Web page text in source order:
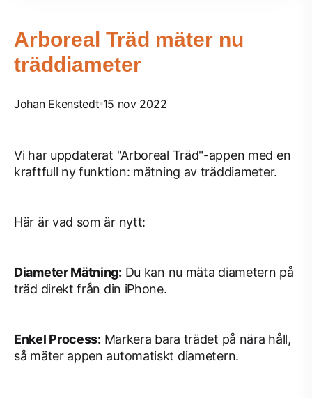
Arboreal Träd mäter nu
träddiameter
Johan Ekenstedt 15 nov 2022
Vi har uppdaterat "Arboreal Träd"-appen med en
kraftfull ny funktion: mätning av träddiameter.
Här är vad som är nytt:
Diameter Mätning: Du kan nu mäta diametern på
träd direkt från din iPhone.
Enkel Process: Markera bara trädet på nära håll,
så mäter appen automatiskt diametern.